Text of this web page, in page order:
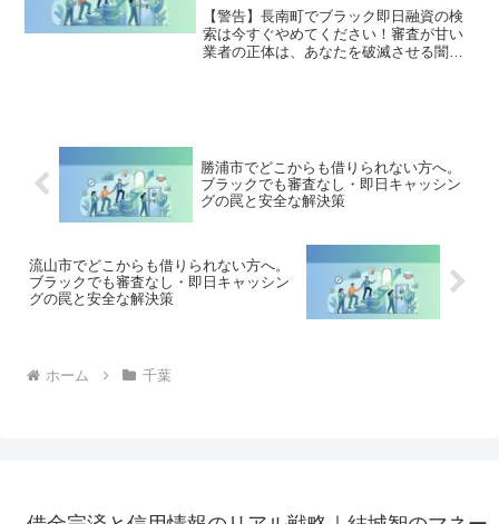
策
【警告】長南町でブラック即日融資の検
索は今すぐやめてください！審査が甘い
業者の正体は、あなたを破滅させる闇金
勝浦市でどこからも借りられない方へ。
ブラックでも審査なし・即日キャッシン
グの罠と安全な解決策
流山市でどこからも借りられない方へ。
ブラックでも審査なし・即日キャッシン
グの罠と安全な解決策
ホーム 千葉